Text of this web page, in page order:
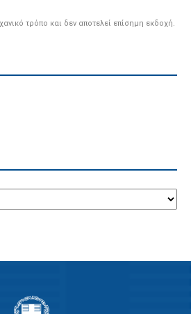
τρόπο και δεν αποτελεί επίσημη εκδοχή.